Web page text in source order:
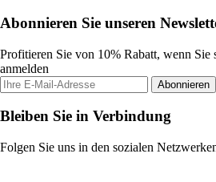
Abonnieren Sie unseren
Profitieren Sie von 10% Rabatt, wenn Sie
anmelden
Abonnieren
Bleiben Sie in Verbindung
Folgen Sie uns in den sozialen